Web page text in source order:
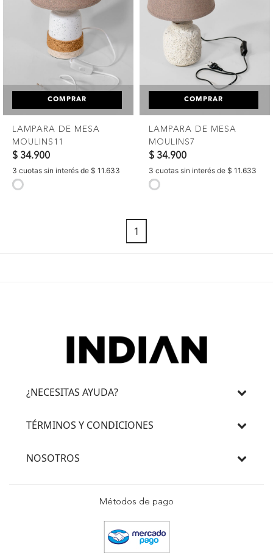
COMPRAR
LAMPARA DE MESA
MOULINS11
$ 34.900
3 cuotas sin interés de $ 11.633
COMPRAR
LAMPARA DE MESA
MOULINS7
$ 34.900
3 cuotas sin interés de $ 11.633
1
¿NECESITAS AYUDA?
TÉRMINOS Y CONDICIONES
NOSOTROS
Métodos de pago